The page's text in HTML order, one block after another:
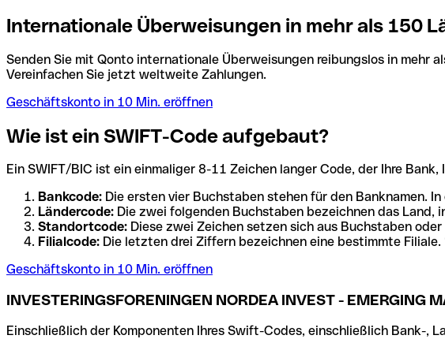
Internationale Überweisungen in mehr als 150
Senden Sie mit Qonto internationale Überweisungen reibungslos in mehr
Vereinfachen Sie jetzt weltweite Zahlungen.
Geschäftskonto in 10 Min. eröffnen
Wie ist ein SWIFT-Code aufgebaut?
Ein SWIFT/BIC ist ein einmaliger 8-11 Zeichen langer Code, der Ihre
Bankcode: Die ersten vier Buchstaben stehen für den Banknamen.
Ländercode: Die zwei folgenden Buchstaben bezeichnen das Land,
Standortcode: Diese zwei Zeichen setzen sich aus Buchstaben
Filialcode: Die letzten drei Ziffern bezeichnen eine bestimmte
Geschäftskonto in 10 Min. eröffnen
INVESTERINGSFORENINGEN NORDEA INVEST - EMERGING
Einschließlich der Komponenten Ihres Swift-Codes, einschließlich Bank-,